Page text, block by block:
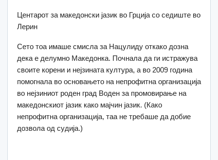
Центарот за македонски јазик во Грција со седиште во
Лерин
Сето тоа имаше смисла за Нацулиду откако дозна
дека е делумно Македонка. Почнала да ги истражува
своите корени и нејзината култура, а во 2009 година
помогнала во основањето на непрофитна организација
во нејзиниот роден град Воден за промовирање на
македонскиот јазик како мајчин јазик. (Како
непрофитна организација, таа не требаше да добие
дозвола од судија.)